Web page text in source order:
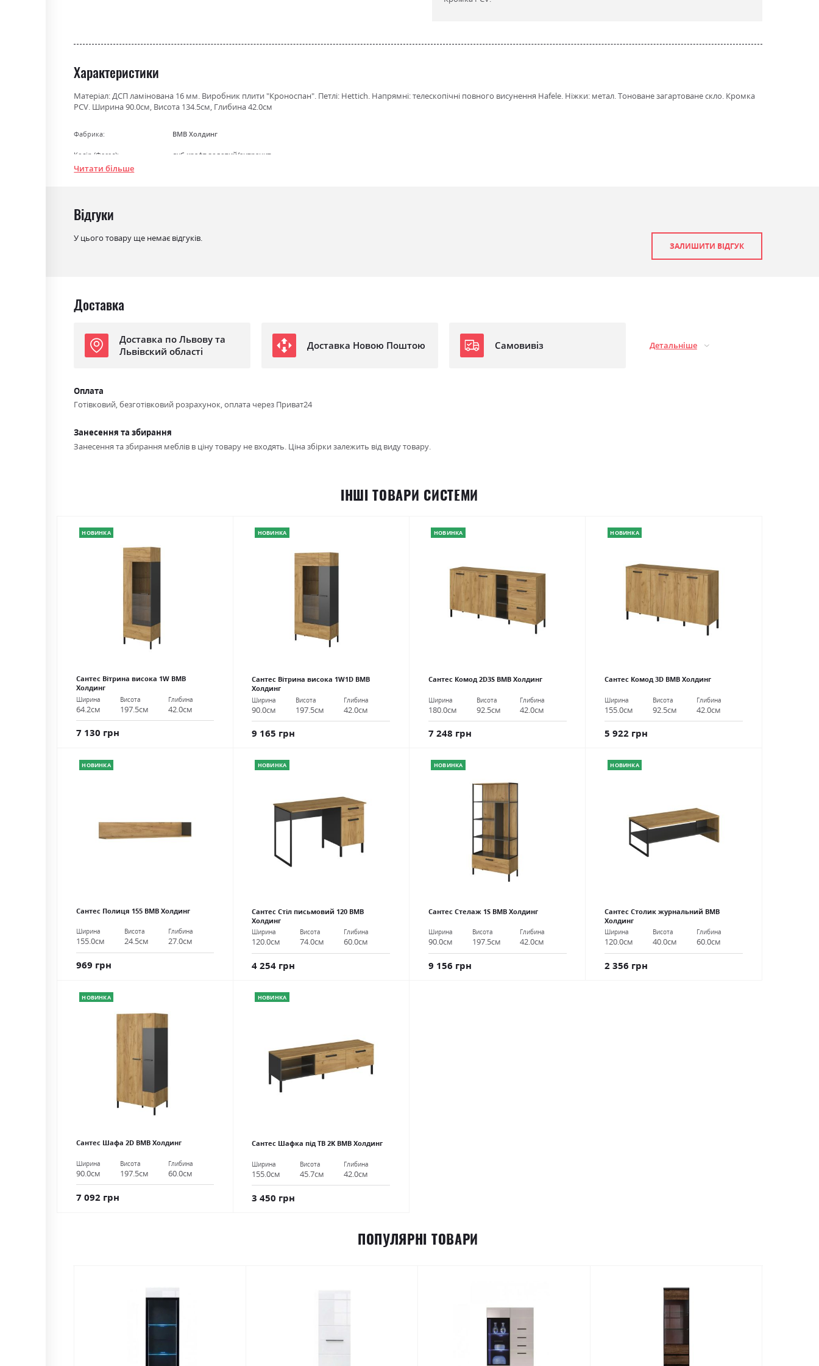
gallery
Характеристики
Матеріал: ДСП ламінована 16 мм. Виробник плити "Кроноспан". Петлі: Hettich. Напрямні: телескопічні повного висунення Hafele. Ніжки: метал. Тоноване загартоване скло. Кромка
PCV. Ширина 90.0см, Висота 134.5см, Глибина 42.0см
Фабрика: ВМВ Холдинг
Колір (Фасад): дуб крафт золотий/антрацит
Колір (Корпус):
Стиль
Матеріал ламінована ДСП
Читати більше
Відгуки
У цього товару ще немає відгуків.
ЗАЛИШИТИ ВІДГУК
Доставка
Доставка по Львову та
Львівский області
Доставка Новою Поштою Самовивіз Детальніше
Оплата
Готівковий, безготівковий розрахунок, оплата через Приват24
Занесення та збирання
Занесення та збирання меблів в ціну товару не входять. Ціна збірки залежить від виду товару.
ІНШІ ТОВАРИ СИСТЕМИ
НОВИНКА
Сантес Вітрина висока 1W ВМВ
Холдинг
Ширина
64.2см
Висота
197.5см
Глибина
42.0см
7 130 грн
НОВИНКА
Сантес Вітрина висока 1W1D ВМВ
Холдинг
Ширина
90.0см
Висота
197.5см
Глибина
42.0см
9 165 грн
НОВИНКА
Сантес Комод 2D3S ВМВ Холдинг
Ширина
180.0см
Висота
92.5см
Глибина
42.0см
7 248 грн
НОВИНКА
Сантес Комод 3D ВМВ Холдинг
Ширина
155.0см
Висота
92.5см
Глибина
42.0см
5 922 грн
НОВИНКА
Сантес Полиця 155 ВМВ Холдинг
Ширина
155.0см
Висота
24.5см
Глибина
27.0см
969 грн
НОВИНКА
Сантес Стіл письмовий 120 ВМВ
Холдинг
Ширина
120.0см
Висота
74.0см
Глибина
60.0см
4 254 грн
НОВИНКА
Сантес Стелаж 1S ВМВ Холдинг
Ширина
90.0см
Висота
197.5см
Глибина
42.0см
9 156 грн
НОВИНКА
Сантес Столик журнальний ВМВ
Холдинг
Ширина
120.0см
Висота
40.0см
Глибина
60.0см
2 356 грн
НОВИНКА
Сантес Шафа 2D ВМВ Холдинг
Ширина
90.0см
Висота
197.5см
Глибина
60.0см
7 092 грн
НОВИНКА
Сантес Шафкa під ТВ 2K ВМВ Холдинг
Ширина
155.0см
Висота
45.7см
Глибина
42.0см
3 450 грн
ПОПУЛЯРНІ ТОВАРИ